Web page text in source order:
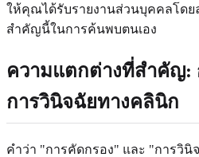
ให้คุณได้รับรายงานส่วนบุคคลโดย
สำคัญนี้ในการค้นพบตนเอง
ความแตกต่างที่สำคัญ:
การวินิจฉัยทางคลินิก
คำว่า "การคัดกรอง" และ "การวิ